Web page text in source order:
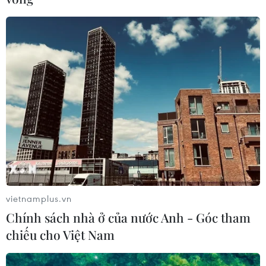
vietnamplus.vn
Chính sách nhà ở của nước Anh - Góc tham
chiếu cho Việt Nam